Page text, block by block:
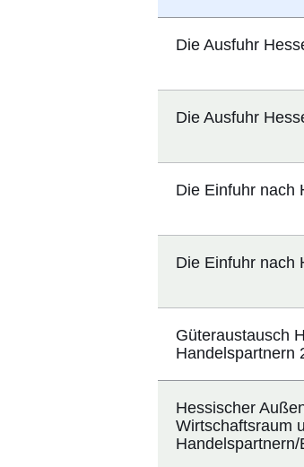
Die Ausfuhr
Die Ausfuhr
Die Einfuhr nach
Die Einfuhr nach
Güteraustausch
Handelspartnern
Hessischer
Wirtschaftsraum
Handelspartnern/